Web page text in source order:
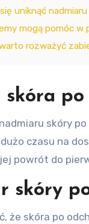
uniknąć
mogą pomóc
rozważyć
skóra
skóry
czasu na
powrót do
skóry
że skóra po